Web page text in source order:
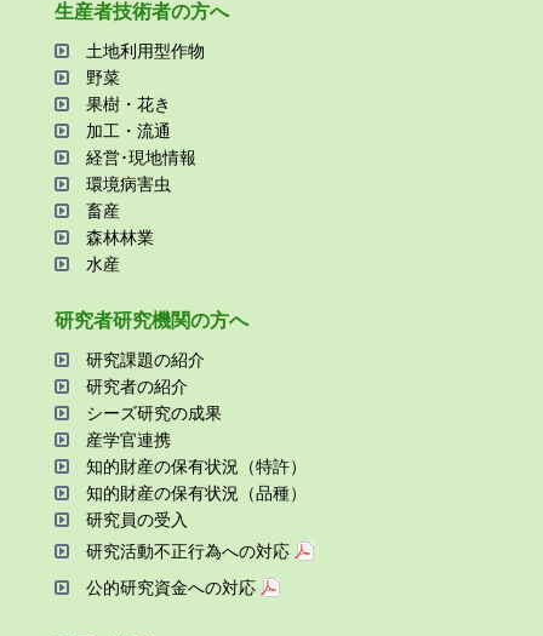
⽣産者技術者の⽅へ
⼟地利⽤型作物
野菜
果樹・花き
加⼯・流通
経営･現地情報
環境病害⾍
畜産
森林林業
⽔産
研究者研究機関の⽅へ
研究課題の紹介
研究者の紹介
シーズ研究の成果
産学官連携
知的財産の保有状況（特許）
知的財産の保有状況（品種）
研究員の受⼊
研究活動不正⾏為への対応
公的研究資金への対応